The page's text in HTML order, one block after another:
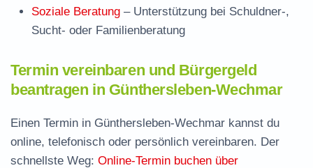
Soziale Beratung – Unterstützung bei Schuldner-,
Sucht- oder Familienberatung
Termin vereinbaren und Bürgergeld
beantragen in Günthersleben-Wechmar
Einen Termin in Günthersleben-Wechmar kannst du
online, telefonisch oder persönlich vereinbaren. Der
schnellste Weg: Online-Termin buchen über